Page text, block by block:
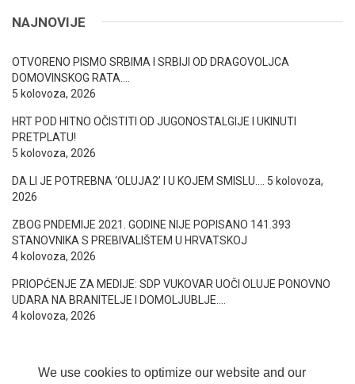
We use cookies to optimize our website and our
NAJNOVIJE
OTVORENO PISMO SRBIMA I SRBIJI OD DRAGOVOLJCA
DOMOVINSKOG RATA….
5 kolovoza, 2026
HRT POD HITNO OČISTITI OD JUGONOSTALGIJE I UKINUTI
PRETPLATU!
5 kolovoza, 2026
DA LI JE POTREBNA ‘OLUJA2’ I U KOJEM SMISLU….
5 kolovoza,
2026
ZBOG PNDEMIJE 2021. GODINE NIJE POPISANO 141.393
STANOVNIKA S PREBIVALIŠTEM U HRVATSKOJ
4 kolovoza, 2026
PRIOPĆENJE ZA MEDIJE: SDP VUKOVAR UOČI OLUJE PONOVNO
UDARA NA BRANITELJE I DOMOLJUBLJE….
4 kolovoza, 2026